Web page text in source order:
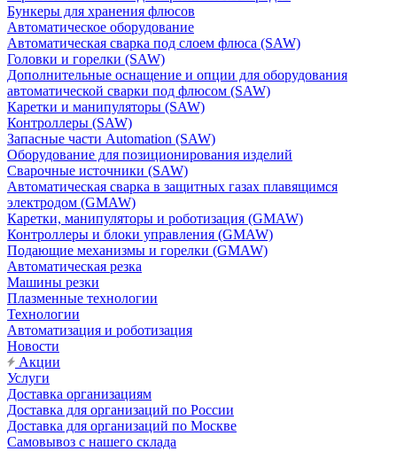
Бункеры для хранения флюсов
Автоматическое оборудование
Автоматическая сварка под слоем флюса (SAW)
Головки и горелки (SAW)
Дополнительные оснащение и опции для оборудования
автоматической сварки под флюсом (SAW)
Каретки и манипуляторы (SAW)
Контроллеры (SAW)
Запасные части Automation (SAW)
Оборудование для позиционирования изделий
Сварочные источники (SAW)
Автоматическая сварка в защитных газах плавящимся
электродом (GMAW)
Каретки, манипуляторы и роботизация (GMAW)
Контроллеры и блоки управления (GMAW)
Подающие механизмы и горелки (GMAW)
Автоматическая резка
Машины резки
Плазменные технологии
Технологии
Автоматизация и роботизация
Новости
Акции
Услуги
Доставка организациям
Доставка для организаций по России
Доставка для организаций по Москве
Самовывоз с нашего склада